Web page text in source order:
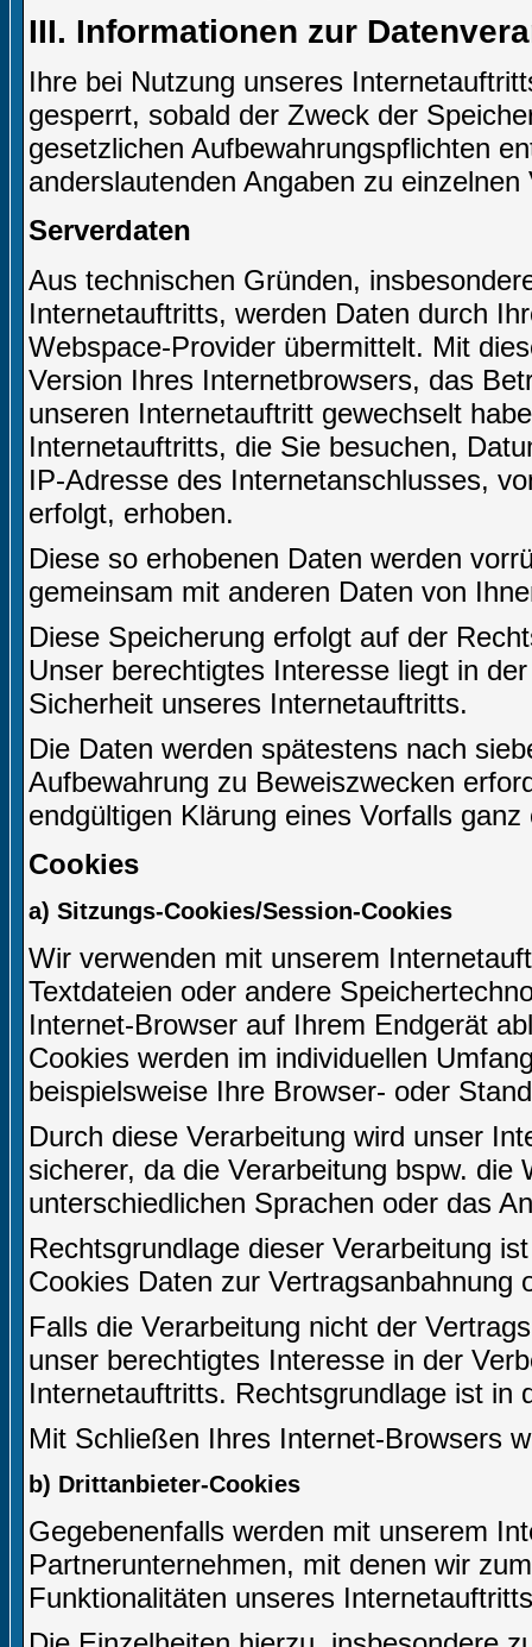
III. Informationen zur
Ihre bei Nutzung unseres
gesperrt, sobald der Zweck der
gesetzlichen Aufbewahrungspflichten
anderslautenden Angaben zu
Serverdaten
Aus technischen Gründen,
Internetauftritts, werden Daten durch
Webspace-Provider übermittelt. Mit
Version Ihres Internetbrowsers, das
unseren Internetauftritt gewechselt
Internetauftritts, die Sie besuchen,
IP-Adresse des Internetanschlusses,
erfolgt, erhoben.
Diese so erhobenen Daten werden
gemeinsam mit anderen Daten von
Diese Speicherung erfolgt auf der
Unser berechtigtes Interesse liegt in
Sicherheit unseres Internetauftritts.
Die Daten werden spätestens nach
Aufbewahrung zu Beweiszwecken
endgültigen Klärung eines Vorfalls
Cookies
a) Sitzungs-Cookies/Session-Cookies
Wir verwenden mit unserem
Textdateien oder andere
Internet-Browser auf Ihrem Endgerät
Cookies werden im individuellen
beispielsweise Ihre Browser- oder
Durch diese Verarbeitung wird unser
sicherer, da die Verarbeitung bspw.
unterschiedlichen Sprachen oder das
Rechtsgrundlage dieser Verarbeitung
Cookies Daten zur Vertragsanbahnung
Falls die Verarbeitung nicht der
unser berechtigtes Interesse in der
Internetauftritts. Rechtsgrundlage ist in
Mit Schließen Ihres Internet-Browsers
b) Drittanbieter-Cookies
Gegebenenfalls werden mit unserem
Partnerunternehmen, mit denen wir
Funktionalitäten unseres